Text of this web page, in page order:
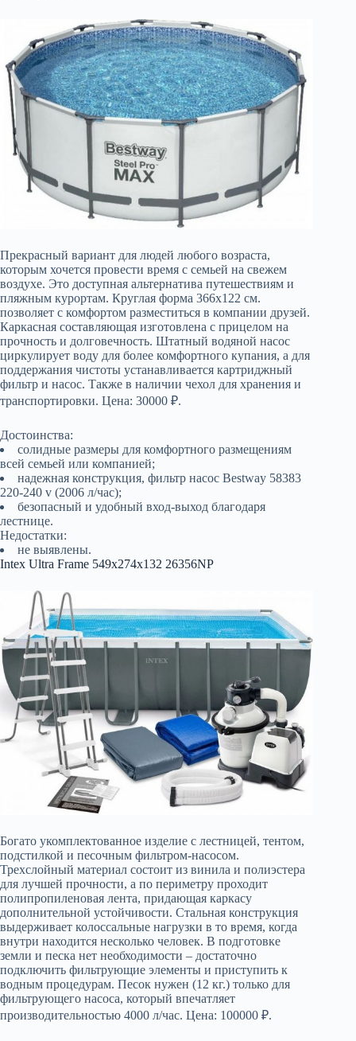
Прекрасный вариант для людей любого возраста,
которым хочется провести время с семьей на свежем
воздухе. Это доступная альтернатива путешествиям и
пляжным курортам. Круглая форма 366х122 см.
позволяет с комфортом разместиться в компании друзей.
Каркасная составляющая изготовлена с прицелом на
прочность и долговечность. Штатный водяной насос
циркулирует воду для более комфортного купания, а для
поддержания чистоты устанавливается картриджный
фильтр и насос. Также в наличии чехол для хранения и
транспортировки. Цена: 30000 ₽.
Достоинства:
солидные размеры для комфортного размещениям
всей семьей или компанией;
надежная конструкция, фильтр насос Bestway 58383
220-240 v (2006 л/час);
безопасный и удобный вход-выход благодаря
лестнице.
Недостатки:
не выявлены.
Intex Ultra Frame 549x274x132 26356NP
Богато укомплектованное изделие с лестницей, тентом,
подстилкой и песочным фильтром-насосом.
Трехслойный материал состоит из винила и полиэстера
для лучшей прочности, а по периметру проходит
полипропиленовая лента, придающая каркасу
дополнительной устойчивости. Стальная конструкция
выдерживает колоссальные нагрузки в то время, когда
внутри находится несколько человек. В подготовке
земли и песка нет необходимости – достаточно
подключить фильтрующие элементы и приступить к
водным процедурам. Песок нужен (12 кг.) только для
фильтрующего насоса, который впечатляет
производительностью 4000 л/час. Цена: 100000 ₽.